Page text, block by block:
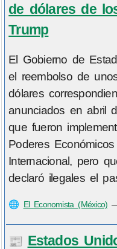
de dólares de
Trump
El Gobierno de
el reembolso de
dólares
anunciados en abril
que fueron
Poderes
Internacional, pero
declaró ilegales el
🌐 El Economista (México)
📰 Estados